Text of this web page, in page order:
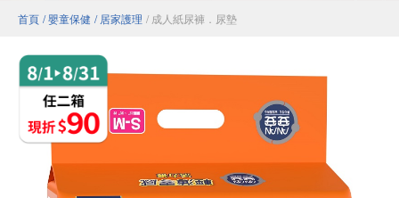
首頁 / 嬰童保健 / 居家護理 / 成人紙尿褲．尿墊